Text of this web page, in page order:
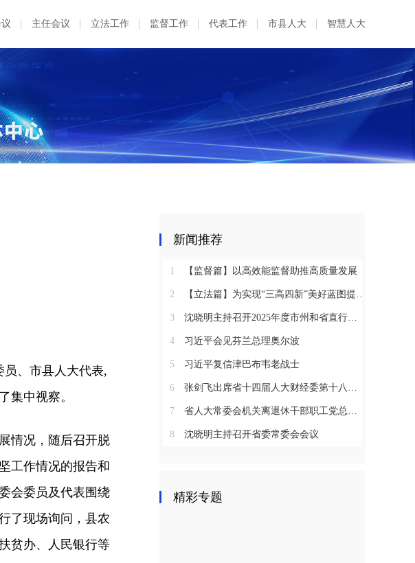
主任会议 立法工作 监督工作 代表工作 市县人大 智慧人大
、市县人大代表,
集中视察。
情况，随后召开脱
工作情况的报告和
会委员及代表围绕
了现场询问，县农
贫办、人民银行等
新闻推荐
1 【监督篇】以高效能监督助推高质量发展
2 【立法篇】为实现“三高四新”美好蓝图提供坚实法治保障
3 沈晓明主持召开2025年度市州和省直行业系统党（工）委书记抓基层党建工作述职评议会议
4 习近平会见芬兰总理奥尔波
5 习近平复信津巴布韦老战士
6 张剑飞出席省十四届人大财经委第十八次全体会议
7 省人大常委会机关离退休干部职工党总支召开2025年度总结表彰大会
8 沈晓明主持召开省委常委会会议
精彩专题